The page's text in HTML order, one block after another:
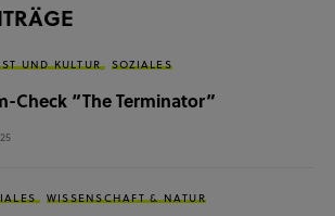
UND KULTUR SOZIALES
Check “The Terminator”
WISSENSCHAFT & NATUR